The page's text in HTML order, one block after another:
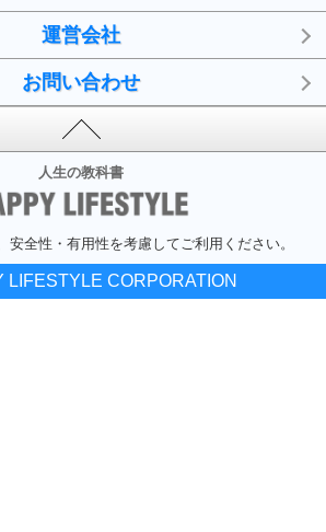
運営会社
お問い合わせ
人生の教科書
安全性・有用性を考慮してご利用ください。
LIFESTYLE CORPORATION